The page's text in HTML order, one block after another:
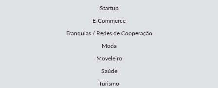
Startup
E-Commerce
Franquias / Redes de Cooperação
Moda
Moveleiro
Saúde
Turismo